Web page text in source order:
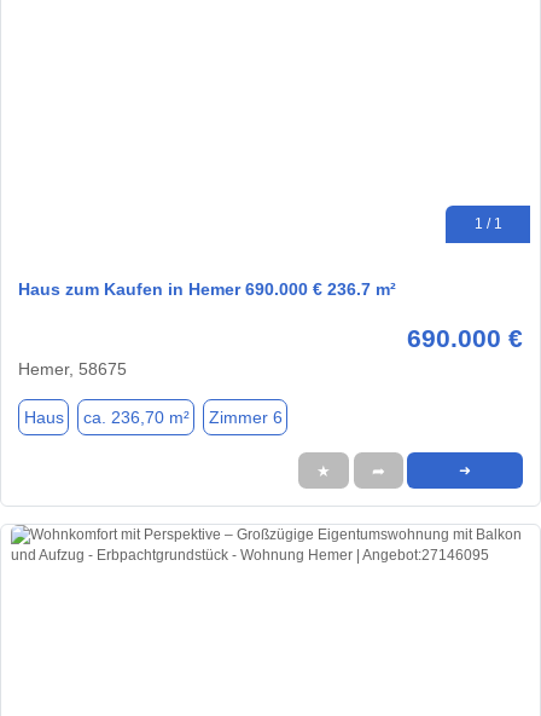
1 / 1
Haus zum Kaufen in Hemer 690.000 € 236.7 m²
690.000 €
Hemer, 58675
Haus ca. 236,70 m² Zimmer 6
★ ➦ ➜